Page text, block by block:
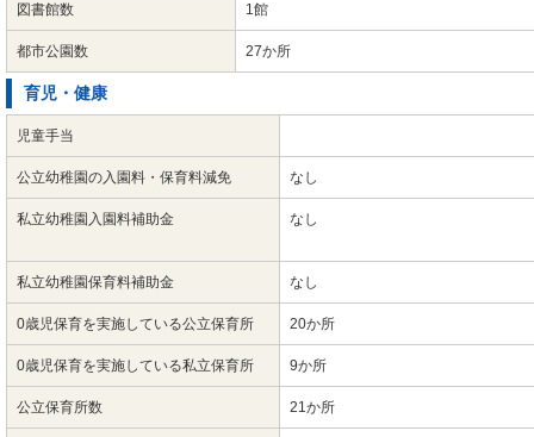
図書館数 1館
都市公園数 27か所
育児・健康
児童手当
公立幼稚園の入園料・保育料減免 なし
私立幼稚園入園料補助金 なし
私立幼稚園保育料補助金 なし
0歳児保育を実施している公立保育所 20か所
0歳児保育を実施している私立保育所 9か所
公立保育所数 21か所